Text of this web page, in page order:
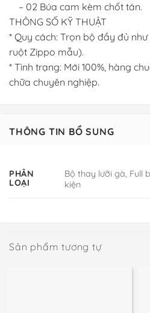
– 02 Búa cam kèm chốt tán.
THÔNG SỐ KỸ THUẬT
* Quy cách: Trọn bộ đầy đủ
ruột Zippo mẫu).
* Tình trạng: Mới 100%, hàng
chữa chuyên nghiệp.
THÔNG TIN BỔ SUNG
PHÂN
LOẠI
Bộ thay lưỡi gà, Full
kiện
Sản phẩm tương tự